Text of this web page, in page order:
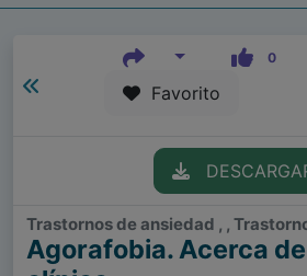
0
Favorito
Trastornos de ansiedad , ,
Agorafobia. Acerca